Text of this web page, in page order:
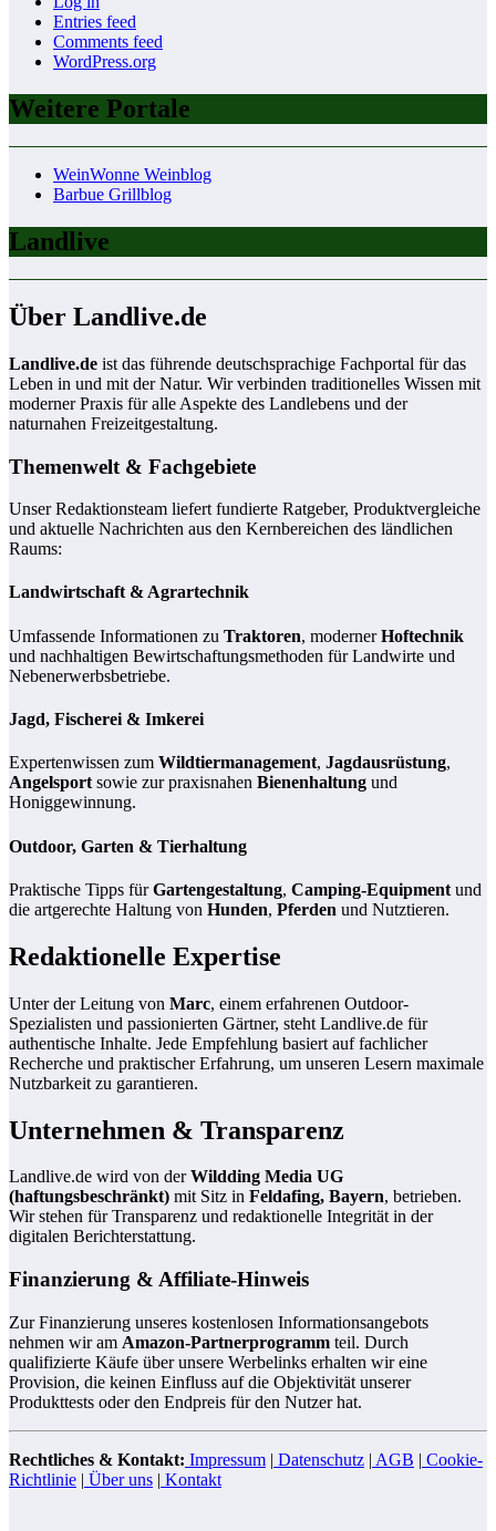
Entries feed
Comments feed
WordPress.org
Weitere Portale
WeinWonne Weinblog
Barbue Grillblog
Landlive
Über Landlive.de
Landlive.de ist das führende deutschsprachige Fachportal für das
Leben in und mit der Natur. Wir verbinden traditionelles Wissen mit
moderner Praxis für alle Aspekte des Landlebens und der
naturnahen Freizeitgestaltung.
Themenwelt & Fachgebiete
Unser Redaktionsteam liefert fundierte Ratgeber, Produktvergleiche
und aktuelle Nachrichten aus den Kernbereichen des ländlichen
Raums:
Landwirtschaft & Agrartechnik
Umfassende Informationen zu Traktoren, modernerHoftechnik
und nachhaltigen Bewirtschaftungsmethoden für Landwirte und
Nebenerwerbsbetriebe.
Jagd, Fischerei & Imkerei
Expertenwissen zum Wildtiermanagement, Jagdausrüstung,
Angelsport sowie zur praxisnahen Bienenhaltung und
Honiggewinnung.
Outdoor, Garten & Tierhaltung
Praktische Tipps fürGartengestaltung, Camping-Equipment und
die artgerechte Haltung von Hunden, Pferden und Nutztieren.
Redaktionelle Expertise
Unter der Leitung von Marc, einem erfahrenen Outdoor-
Spezialisten und passionierten Gärtner, steht Landlive.de für
authentische Inhalte. Jede Empfehlung basiert auf fachlicher
Recherche und praktischer Erfahrung, um unseren Lesern maximale
Nutzbarkeit zu garantieren.
Unternehmen & Transparenz
Landlive.de wird von derWildding Media UG
(haftungsbeschränkt) mit Sitz in Feldafing, Bayern, betrieben.
Wir stehen für Transparenz und redaktionelle Integrität in der
digitalen Berichterstattung.
Finanzierung & Affiliate-Hinweis
Zur Finanzierung unseres kostenlosen Informationsangebots
nehmen wir am Amazon-Partnerprogramm teil. Durch
qualifizierte Käufe über unsere Werbelinks erhalten wir eine
Provision, die keinen Einfluss auf die Objektivität unserer
Produkttests oder den Endpreis für den Nutzer hat.
Rechtliches & Kontakt: Impressum | Datenschutz | AGB | Cookie-
Richtlinie | Über uns | Kontakt